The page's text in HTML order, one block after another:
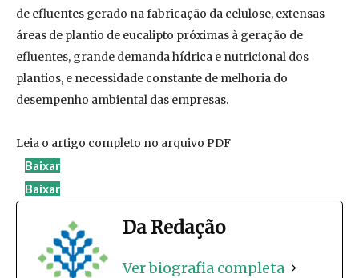
de efluentes gerado na fabricação da celulose, extensas
áreas de plantio de eucalipto próximas à geração de
efluentes, grande demanda hídrica e nutricional dos
plantios, e necessidade constante de melhoria do
desempenho ambiental das empresas.
Leia o artigo completo no arquivo PDF
Baixar
Baixar
Da Redação
Ver biografia completa